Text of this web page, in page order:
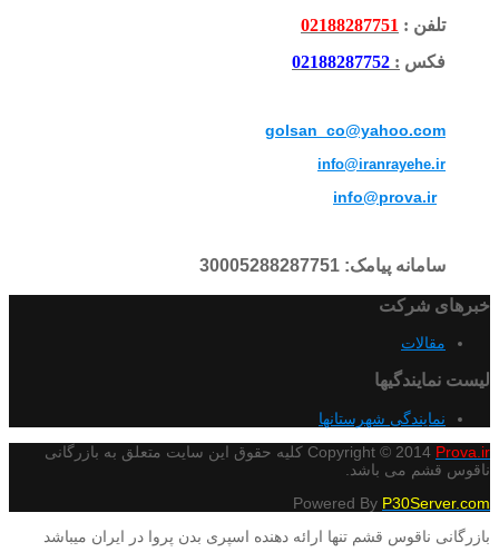
تلفن : 02188287751
فکس :
02188287752
golsan_co@yahoo.com
info@iranrayehe.ir
info@prova.ir
سامانه پیامک: 30005288287751
خبرهای شرکت
مقالات
لیست نمایندگیها
نمایندگی شهرستانها
Copyright © 2014 Prova.ir
کلیه حقوق این سایت متعلق به بازرگانی
ناقوس قشم می باشد.
Powered By P30Server.com
بازرگانی ناقوس قشم تنها ارائه دهنده اسپری بدن پروا در ایران میباشد